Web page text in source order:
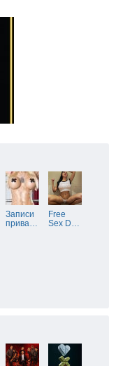
Записи
прива…
Free
Sex D…